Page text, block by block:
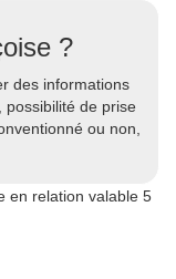
?
des informations
de prise
ou non,
en relation valable 5